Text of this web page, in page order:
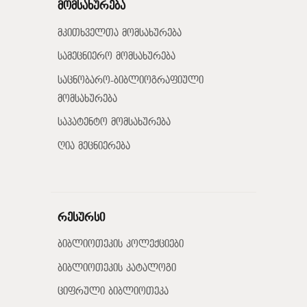
მომსახურება
მკითხველთა მომსახურება
სამეცნიერო მომსახურება
საცნობარო-ბიბლიოგრაფიული
მომსახურება
საპატენტო მომსახურება
ღია მეცნიერება
რესურსი
ბიბლიოთეკის კოლექციები
ბიბლიოთეკის კატალოგი
ციფრული ბიბლიოთეკა